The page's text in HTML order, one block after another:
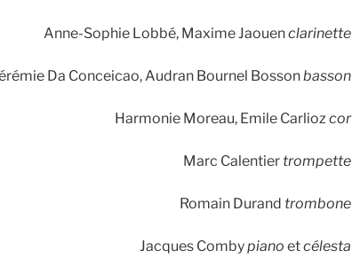
Anne-Sophie Lobbé, Maxime Jaouenclarinette
Da Conceicao, Audran Bournel Bossonbasson
Harmonie Moreau, Emile Carliozcor
Marc Calentier trompette
Romain Durand trombone
Jacques Combypiano etcélesta